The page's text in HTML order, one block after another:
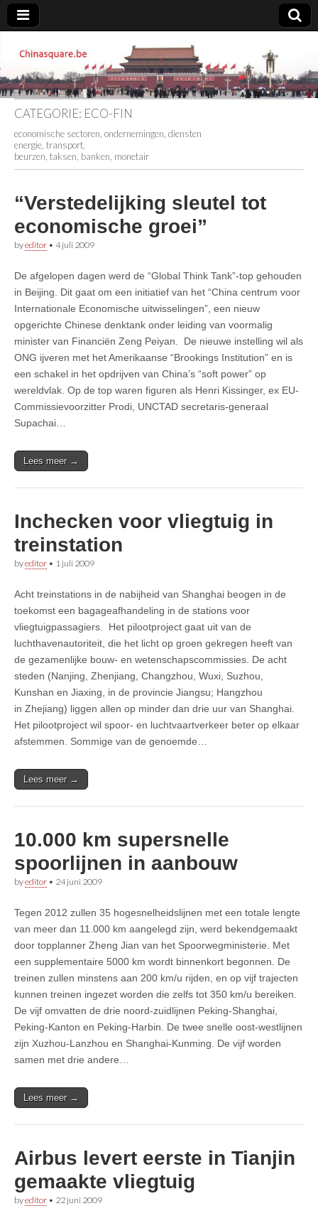
Chinasquare.be
CATEGORIE: ECO-FIN
economische sectoren, ondernemingen, diensten
energie, transport,
beurzen, taksen, banken, monetair
“Verstedelijking sleutel tot
economische groei”
byeditor • 4 juli 2009
De afgelopen dagen werd de “Global Think Tank”-top gehouden
in Beijing. Dit gaat om een initiatief van het “China centrum voor
Internationale Economische uitwisselingen”, een nieuw
opgerichte Chinese denktank onder leiding van voormalig
minister van Financiën Zeng Peiyan. De nieuwe instelling wil als
ONG ijveren met het Amerikaanse “Brookings Institution” en is
een schakel in het opdrijven van China’s “soft power” op
wereldvlak. Op de top waren figuren als Henri Kissinger, ex EU-
Commissievoorzitter Prodi, UNCTAD secretaris-generaal
Supachai…
Lees meer →
Inchecken voor vliegtuig in
treinstation
byeditor • 1 juli 2009
Acht treinstations in de nabijheid van Shanghai beogen in de
toekomst een bagageafhandeling in de stations voor
vliegtuigpassagiers. Het pilootproject gaat uit van de
luchthavenautoriteit, die het licht op groen gekregen heeft van
de gezamenlijke bouw- en wetenschapscommissies. De acht
steden (Nanjing, Zhenjiang, Changzhou, Wuxi, Suzhou,
Kunshan en Jiaxing, in de provincie Jiangsu; Hangzhou
in Zhejiang) liggen allen op minder dan drie uur van Shanghai.
Het pilootproject wil spoor- en luchtvaartverkeer beter op elkaar
afstemmen. Sommige van de genoemde…
Lees meer →
10.000 km supersnelle
spoorlijnen in aanbouw
byeditor • 24 juni 2009
Tegen 2012 zullen 35 hogesnelheidslijnen met een totale lengte
van meer dan 11.000 km aangelegd zijn, werd bekendgemaakt
door topplanner Zheng Jian van het Spoorwegministerie. Met
een supplementaire 5000 km wordt binnenkort begonnen. De
treinen zullen minstens aan 200 km/u rijden, en op vijf trajecten
kunnen treinen ingezet worden die zelfs tot 350 km/u bereiken.
De vijf omvatten de drie noord-zuidlijnen Peking-Shanghai,
Peking-Kanton en Peking-Harbin. De twee snelle oost-westlijnen
zijn Xuzhou-Lanzhou en Shanghai-Kunming. De vijf worden
samen met drie andere…
Lees meer →
Airbus levert eerste in Tianjin
gemaakte vliegtuig
byeditor • 22 juni 2009